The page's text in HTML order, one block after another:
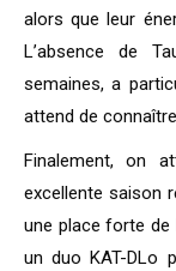
alors que leur
L’absence de
semaines, a
attend de
Finalement, on
excellente saison
une place forte de
un duo KAT-DLo